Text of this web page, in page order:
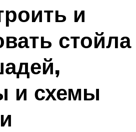
и
стойла
и схемы